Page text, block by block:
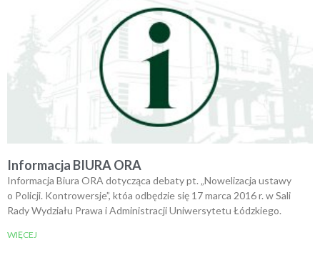
Informacja BIURA ORA
Informacja Biura ORA dotycząca debaty pt. „Nowelizacja ustawy
o Policji. Kontrowersje”, któa odbędzie się 17 marca 2016 r. w Sali
Rady Wydziału Prawa i Administracji Uniwersytetu Łódzkiego.
WIĘCEJ